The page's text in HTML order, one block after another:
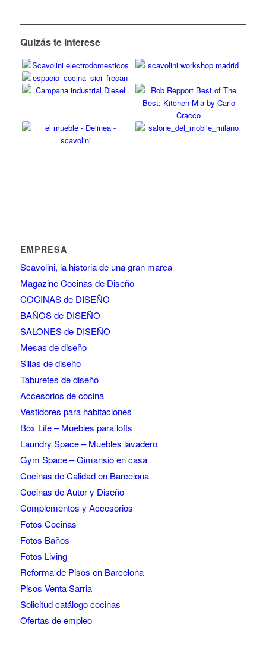
Quizás te interese
EMPRESA
Scavolini, la historia de una gran marca
Magazine Cocinas de Diseño
COCINAS de DISEÑO
BAÑOS de DISEÑO
SALONES de DISEÑO
Mesas de diseño
Sillas de diseño
Taburetes de diseño
Accesorios de cocina
Vestidores para habitaciones
Box Life – Muebles para lofts
Laundry Space – Muebles lavadero
Gym Space – Gimansio en casa
Cocinas de Calidad en Barcelona
Cocinas de Autor y Diseño
Complementos y Accesorios
Fotos Cocinas
Fotos Baños
Fotos Living
Reforma de Pisos en Barcelona
Pisos Venta Sarria
Solicitud catálogo cocinas
Ofertas de empleo